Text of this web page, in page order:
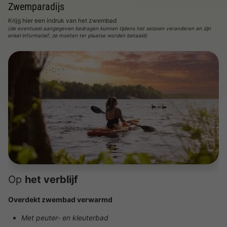
Zwemparadijs
Krijg hier een indruk van het zwembad
(de eventueel aangegeven bedragen kunnen tijdens het seizoen veranderen en zijn
enkel informatief; ze moeten ter plaatse worden betaald)
Op het verblijf
Overdekt zwembad verwarmd
Met peuter- en kleuterbad